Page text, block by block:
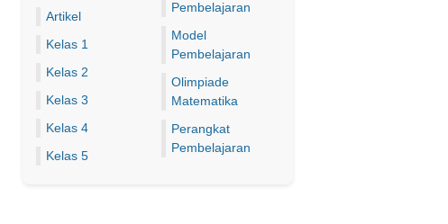
Artikel
Kelas 1
Kelas 2
Kelas 3
Kelas 4
Kelas 5
Pembelajaran
Model
Pembelajaran
Olimpiade
Matematika
Perangkat
Pembelajaran